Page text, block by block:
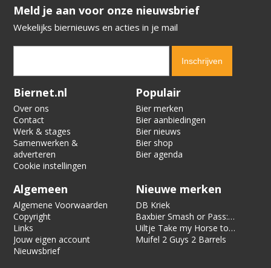
​​​​​​​Meld je aan voor onze nieuwsbrief
Wekelijks biernieuws en acties in je mail
Verification code:
Biernet.nl
Over ons
Contact
Werk & stages
Samenwerken &
adverteren
Cookie instellingen
Populair
Bier merken
Bier aanbiedingen
Bier nieuws
Bier shop
Bier agenda
Algemeen
Algemene Voorwaarden
Copyright
Links
Jouw eigen account
Nieuwsbrief
Nieuwe merken
DB Kriek
Baxbier Smash or Pass:
Strata
Uiltje Take my Horse to
the Hotel Room
Muifel 2 Guys 2 Barrels